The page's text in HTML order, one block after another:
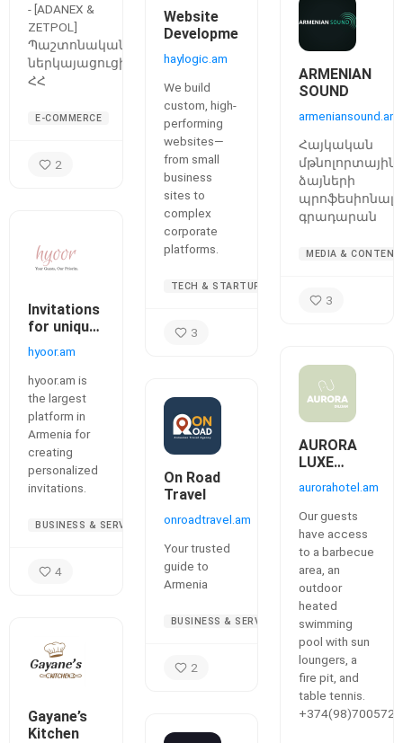
- [ADANEX &
ZETPOL]
Պաշտոնական
ներկայացուցիչը
ՀՀ
E-COMMERCE
2
Invitations
for unique
guests ✨
hyoor.am
hyoor.am is
the largest
platform in
Armenia for
creating
personalized
invitations.
BUSINESS & SERVICES
4
Gayane’s
Kitchen
Website
Development
haylogic.am
We build
custom, high-
performing
websites—
from small
business
sites to
complex
corporate
platforms.
TECH & STARTUPS
3
On Road
Travel
onroadtravel.am
Your trusted
guide to
Armenia
BUSINESS & SERVICES
2
ARMENIAN
SOUND
armeniansound.am
Հայկական
մթնոլորտային
ձայների
պրոֆեսիոնալ
գրադարան
MEDIA & CONTENT
3
AURORA
LUXE
Country
hotel at
the foot of
wooded
mountains
aurorahotel.am
Our guests
have access
to a barbecue
area, an
outdoor
heated
swimming
pool with sun
loungers, a
fire pit, and
table tennis.
+374(98)700572